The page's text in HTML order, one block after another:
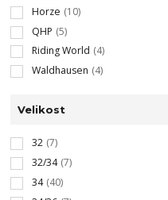
Horze (10)
QHP (5)
Riding World (4)
Waldhausen (4)
Velikost
32 (7)
32/34 (7)
34 (40)